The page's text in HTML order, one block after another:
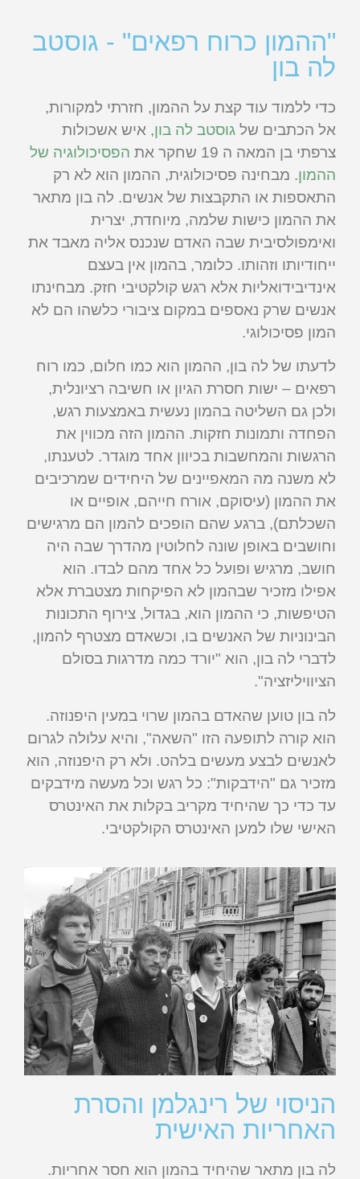
"ההמון כרוח רפאים" - גוסטב
לה בון
כדי ללמוד עוד קצת על ההמון, חזרתי למקורות,
אל הכתבים של גוסטב לה בון, איש אשכולות
צרפתי בן המאה ה 19 שחקר את
הפסיכולוגיה של
ההמון. מבחינה פסיכולוגית, ההמון הוא לא רק
התאספות או התקבצות של אנשים. לה בון מתאר
את ההמון כישות שלמה, מיוחדת, יצרית
ואימפולסיבית שבה האדם שנכנס אליה מאבד את
ייחודיותו וזהותו. כלומר, בהמון אין בעצם
אינדיבידואליות אלא רגש קולקטיבי חזק. מבחינתו
אנשים שרק נאספים במקום ציבורי כלשהו הם לא
המון פסיכולוגי.
לדעתו של לה בון, ההמון הוא כמו חלום, כמו רוח
רפאים – ישות חסרת הגיון או חשיבה רציונלית,
ולכן גם השליטה בהמון נעשית באמצעות רגש,
הפחדה ותמונות חזקות. ההמון הזה מכווין את
הרגשות והמחשבות בכיוון אחד מוגדר. לטענתו,
לא משנה מה המאפיינים של היחידים שמרכיבים
את ההמון (עיסוקם, אורח חייהם, אופיים או
השכלתם), ברגע שהם הופכים להמון הם מרגישים
וחושבים באופן שונה לחלוטין מהדרך שבה היה
חושב, מרגיש ופועל כל אחד מהם לבדו. הוא
אפילו מזכיר שבהמון לא הפיקחות מצטברת אלא
הטיפשות, כי ההמון הוא, בגדול, צירוף התכונות
הבינוניות של האנשים בו, וכשאדם מצטרף להמון,
לדברי לה בון, הוא "יורד כמה מדרגות בסולם
הציוויליזציה".
לה בון טוען שהאדם בהמון שרוי במעין היפנוזה.
הוא קורה לתופעה הזו "השאה", והיא עלולה לגרום
לאנשים לבצע מעשים בלהט. ולא רק היפנוזה, הוא
מזכיר גם "הידבקות": כל רגש וכל מעשה מידבקים
עד כדי כך שהיחיד מקריב בקלות את האינטרס
האישי שלו למען האינטרס הקולקטיבי.
הניסוי של רינגלמן והסרת
האחריות האישית
לה בון מתאר שהיחיד בהמון הוא חסר אחריות.